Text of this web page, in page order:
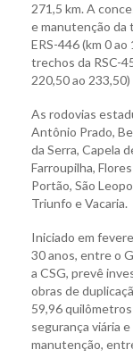
271,5 km. A
e manutenção da
ERS-446 (km 0 ao
trechos da RSC-
220,50 ao 233,50)
As rodovias
Antônio Prado,
da Serra, Capela
Farroupilha,
Portão, São
Triunfo e Vacaria.
Iniciado em
30 anos, entre o
a CSG, prevê
obras de
59,96
segurança viária
manutenção,